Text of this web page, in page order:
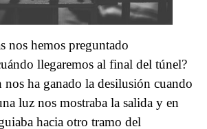
nos hemos preguntado
llegaremos al final del túnel?
ha ganado la desilusión cuando
luz nos mostraba la salida y en
hacia otro tramo del